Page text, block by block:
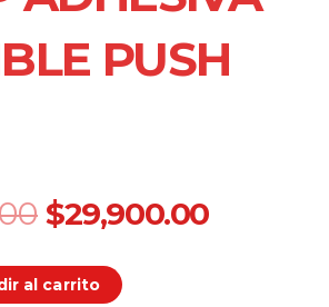
PUSH
Original
price
was:
$69,900.00.
$29,900.00Current
al carrito